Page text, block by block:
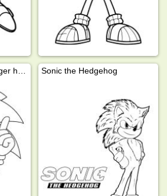
Sonic the Hedgehog